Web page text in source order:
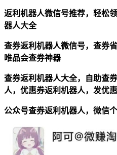
返利机器人微信号推荐，轻松
器人大全
查券返利机器人微信号，查券
唯品会查券神器
查券返利机器人大全，自助查
人，优惠券返利机器人，发优
公众号查券返利机器人，微信